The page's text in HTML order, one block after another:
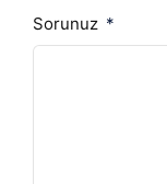
Sorunuz